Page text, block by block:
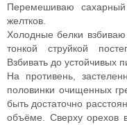
Перемешиваю
желтков.
Холодные белки
тонкой струйкой
Взбивать до устойчивых
На противень,
половинки очищенных
быть достаточно
объёме. Сверху орехов